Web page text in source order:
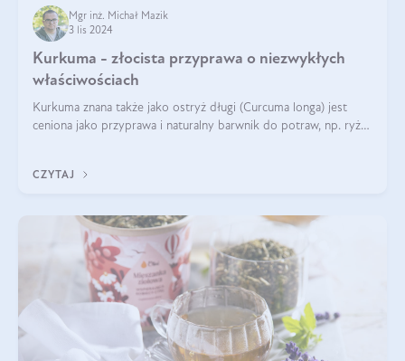
Mgr inż. Michał Mazik
3 lis 2024
Kurkuma - złocista przyprawa o niezwykłych
właściwościach
Kurkuma znana także jako ostryż długi (Curcuma longa) jest
ceniona jako przyprawa i naturalny barwnik do potraw, np. ryżu
CZYTAJ